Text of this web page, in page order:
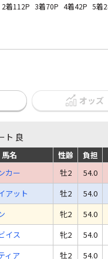
2着112P 3着70P 4着42P 5着
オッズ
ト 良
馬名 性齢 負担
カー 牡2 54.0
アット 牡2 54.0
牝2 54.0
イス 牝2 54.0
ィア 牡2 54.0